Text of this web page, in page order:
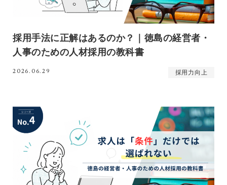
採用手法に正解はあるのか？｜徳島の経営者・
人事のための人材採用の教科書
2026.06.29 採用力向上